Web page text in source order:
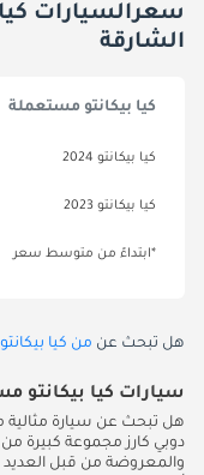
سعرالسيارات
الشارقة
كيا بيكانتو مستعملة
كيا بيكانتو 2024
كيا بيكانتو 2023
*ابتداءً من متوسط سعر
هل تبحث عن من كيا
سيارات كيا بيكانتو
هل تبحث عن سيارة مثالية
دوبي كارز مجموعة كبيرة من
والمعروضة من قبل العديد